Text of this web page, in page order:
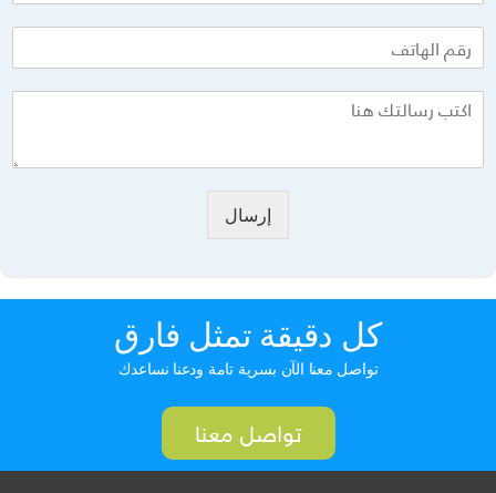
إرسال
كل دقيقة تمثل فارق
تواصل معنا الآن بسرية تامة ودعنا نساعدك
تواصل معنا